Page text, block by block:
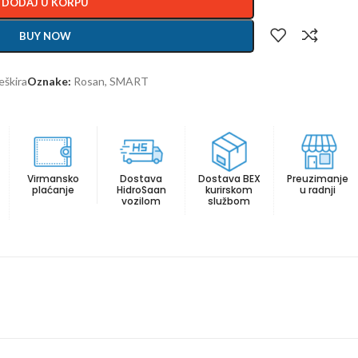
BUY NOW
Oznake: Rosan, SMART
Virmansko
plaćanje
Dostava
HidroSaan
vozilom
Dostava BEX
kurirskom
službom
Preuzimanje
u radnji